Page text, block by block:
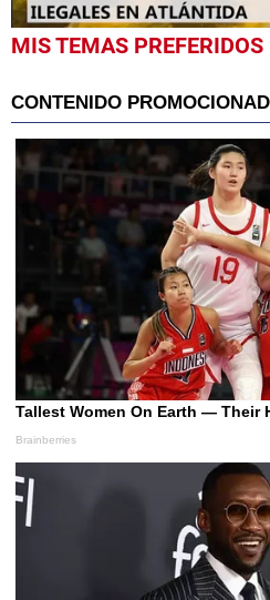
0
seconds
seconds
MIS TEMAS PREFERIDOS